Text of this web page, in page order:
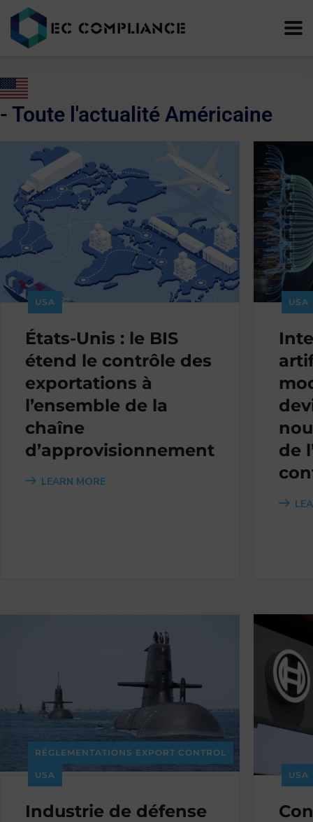
- Toute l'actualité Américaine
USA
États-Unis : le BIS
étend le contrôle des
exportations à
l’ensemble de la
chaîne
d’approvisionnement
LEARN MORE
USA
de
RÉGLEMENTATIONS EXPORT CONTROL
USA
Industrie de défense
USA